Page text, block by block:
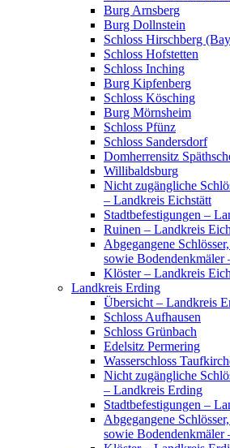
Burg Arnsberg
Burg Dollnstein
Schloss Hirschberg
Schloss Hofstetten
Schloss Inching
Burg Kipfenberg
Schloss Kösching
Burg Mörnsheim
Schloss Pfünz
Schloss Sandersdorf
Domherrensitz
Willibaldsburg
Nicht zugängliche
– Landkreis Eichstätt
Stadtbefestigungen –
Ruinen – Landkreis
Abgegangene
sowie Bodendenkmäler
Klöster – Landkreis
Landkreis Erding
Übersicht – Landkreis
Schloss Aufhausen
Schloss Grünbach
Edelsitz Permering
Wasserschloss
Nicht zugängliche
– Landkreis Erding
Stadtbefestigungen –
Abgegangene
sowie Bodendenkmäler